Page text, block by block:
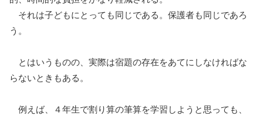
それは子どもにとっても同じである。保護者も同じであろ
う。
とはいうものの、実際は宿題の存在をあてにしなければな
らないときもある。
例えば、４年生で割り算の筆算を学習しようと思っても、